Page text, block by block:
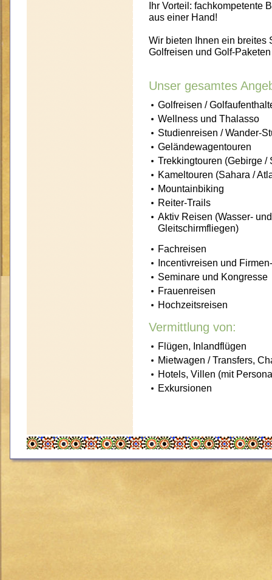
Ihr Vorteil: fachkompetente
aus einer Hand!
Wir bieten Ihnen ein breites
Golfreisen und Golf-
Unser gesamtes
Golfreisen /
Wellness und Thalasso
Studienreisen / Wander-
Geländewagentouren
Trekkingtouren (Gebirge /
Kameltouren (Sahara /
Mountainbiking
Reiter-Trails
Aktiv Reisen (Wasser-
Gleitschirmfliegen)
Fachreisen
Incentivreisen und
Seminare und Kongresse
Frauenreisen
Hochzeitsreisen
Vermittlung von:
Flügen, Inlandflügen
Mietwagen / Transfers,
Hotels, Villen (mit
Exkursionen